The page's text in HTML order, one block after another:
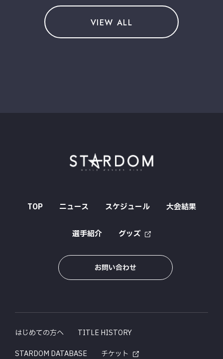
VIEW ALL
TOP ニュース スケジュール 大会結果
選手紹介 グッズ
お問い合わせ
はじめての方へ
TITLE HISTORY
STARDOM DATABASE
チケット